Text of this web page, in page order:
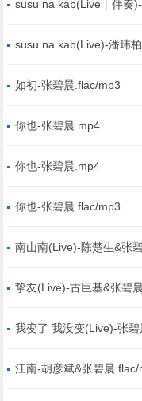
susu na kab(Live丨伴奏
susu na kab(Live)-潘玮
如初-张碧晨.flac/mp3
你也-张碧晨.mp4
你也-张碧晨.mp4
你也-张碧晨.flac/mp3
南山南(Live)-陈楚生&张
挚友(Live)-古巨基&张碧
我变了 我没变(Live)-张
江南-胡彦斌&张碧晨.flac/